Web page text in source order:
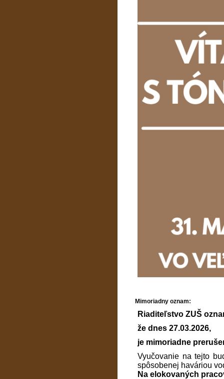
Mimoriadny oznam:
Riaditeľstvo ZUŠ
že dnes 27.03.2026,
je mimoriadne
Vyučovanie na tejto
spôsobenej haváriou
Na elokovaných